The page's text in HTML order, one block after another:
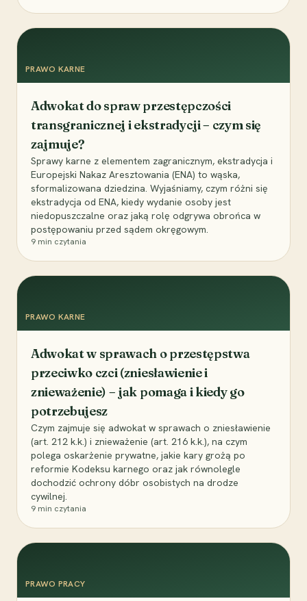
PRAWO KARNE
Adwokat do spraw przestępczości
transgranicznej i ekstradycji – czym się
zajmuje?
Sprawy karne z elementem zagranicznym, ekstradycja i
Europejski Nakaz Aresztowania (ENA) to wąska,
sformalizowana dziedzina. Wyjaśniamy, czym różni się
ekstradycja od ENA, kiedy wydanie osoby jest
niedopuszczalne oraz jaką rolę odgrywa obrońca w
postępowaniu przed sądem okręgowym.
9 min czytania
PRAWO KARNE
Adwokat w sprawach o przestępstwa
przeciwko czci (zniesławienie i
znieważenie) – jak pomaga i kiedy go
potrzebujesz
Czym zajmuje się adwokat w sprawach o zniesławienie
(art. 212 k.k.) i znieważenie (art. 216 k.k.), na czym
polega oskarżenie prywatne, jakie kary grożą po
reformie Kodeksu karnego oraz jak równolegle
dochodzić ochrony dóbr osobistych na drodze
cywilnej.
9 min czytania
PRAWO PRACY